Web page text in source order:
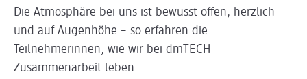
Die Atmosphäre bei uns ist bewusst offen, herzlich
und auf Augenhöhe – so erfahren die
Teilnehmerinnen, wie wir bei dmTECH
Zusammenarbeit leben.